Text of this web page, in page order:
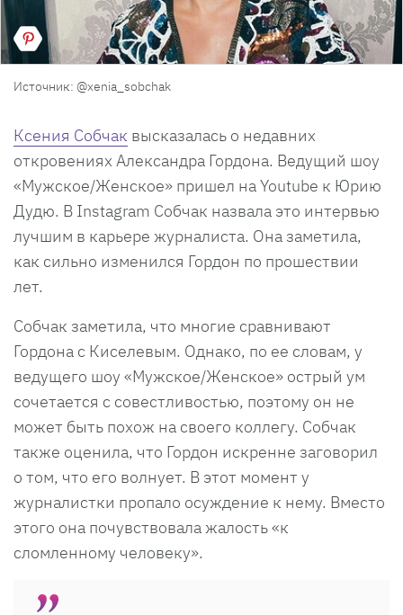
Источник: @xenia_sobchak
Ксения Собчак высказалась о недавних
откровениях Александра Гордона. Ведущий шоу
«Мужское/Женское» пришел на Youtube к Юрию
Дудю. В Instagram Собчак назвала это интервью
лучшим в карьере журналиста. Она заметила,
как сильно изменился Гордон по прошествии
лет.
Собчак заметила, что многие сравнивают
Гордона с Киселевым. Однако, по ее словам, у
ведущего шоу «Мужское/Женское» острый ум
сочетается с совестливостью, поэтому он не
может быть похож на своего коллегу. Собчак
также оценила, что Гордон искренне заговорил
о том, что его волнует. В этот момент у
журналистки пропало осуждение к нему. Вместо
этого она почувствовала жалость «к
сломленному человеку».